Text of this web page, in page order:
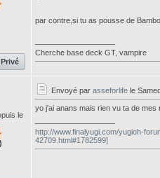
par contre,si tu as pousse de
Cherche base deck GT, vampire
le
)
Envoyé par asseforlife le
yo j'ai anans mais rien vu ta de mes
http://www.finalyugi.com/yugioh-
42709.html#1782599]